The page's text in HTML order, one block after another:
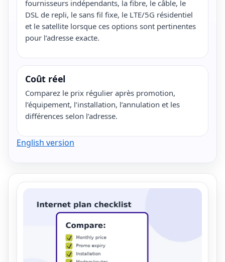
fournisseurs indépendants, la fibre, le câble, le
DSL de repli, le sans fil fixe, le LTE/5G résidentiel
et le satellite lorsque ces options sont pertinentes
pour l’adresse exacte.
Coût réel
Comparez le prix régulier après promotion,
l’équipement, l’installation, l’annulation et les
différences selon l’adresse.
English version